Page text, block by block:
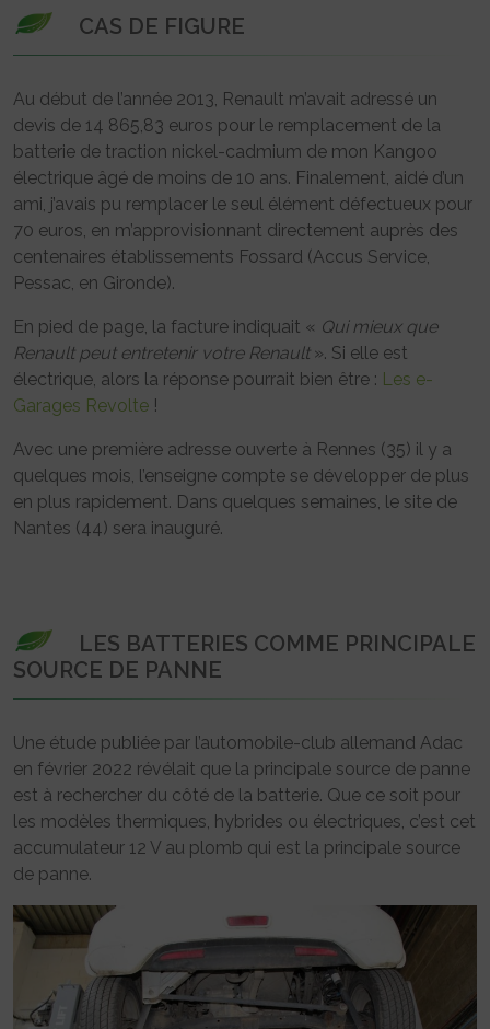
CAS DE FIGURE
Au début de l’année 2013, Renault m’avait adressé un
devis de 14 865,83 euros pour le remplacement de la
batterie de traction nickel-cadmium de mon Kangoo
électrique âgé de moins de 10 ans. Finalement, aidé d’un
ami, j’avais pu remplacer le seul élément défectueux pour
70 euros, en m’approvisionnant directement auprès des
centenaires établissements Fossard (Accus Service,
Pessac, en Gironde).
En pied de page, la facture indiquait « Qui mieux que
Renault peut entretenir votre Renault ». Si elle est
électrique, alors la réponse pourrait bien être : Les e-
Garages Revolte !
Avec une première adresse ouverte à Rennes (35) il y a
quelques mois, l’enseigne compte se développer de plus
en plus rapidement. Dans quelques semaines, le site de
Nantes (44) sera inauguré.
LES BATTERIES COMME PRINCIPALE
SOURCE DE PANNE
Une étude publiée par l’automobile-club allemand Adac
en février 2022 révélait que la principale source de panne
est à rechercher du côté de la batterie. Que ce soit pour
les modèles thermiques, hybrides ou électriques, c’est cet
accumulateur 12 V au plomb qui est la principale source
de panne.